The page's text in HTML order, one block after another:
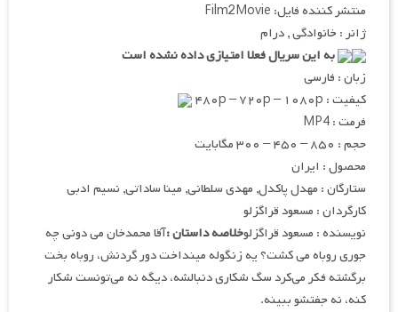
منتشر کننده فایل: Film2Movie
ژانر : خانوادگی , درام
به این سریال فعلا امتیازی داده نشده است
زبان : فارسی
کیفیت : ۴۸۰p – ۷۲۰p – ۱۰۸۰p
فرمت : MP4
حجم : ۸۵۰ – ۴۵۰ – ۳۰۰ مگابایت
محصول : ایران
ستارگان : مهدل پاکدل, مهدی سلطانی, مینا ساداتی, نسیم ادبی
کارگردان : مسعود قراگزلو
نویسنده : مسعود قراگزلوخلاصه داستان :آقا محمد‌خان می دونی چه
جوری روباه می کشت؟ یه زنگوله مینداخت دور گردنش، روباه بخت
برگشته فکر می‌کرد سگ شکاری دنبالشه، دیگه نه می‌تونست شکار
کنه، نه جفتشو ببینه.